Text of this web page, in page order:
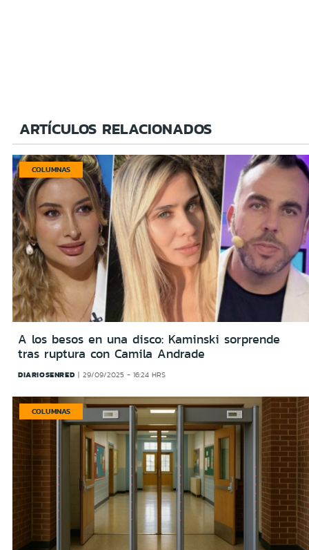
ARTÍCULOS RELACIONADOS
COLUMNAS
A los besos en una disco: Kaminski sorprende
tras ruptura con Camila Andrade
DIARIOSENRED 29/09/2025 - 16:24 HRS
COLUMNAS